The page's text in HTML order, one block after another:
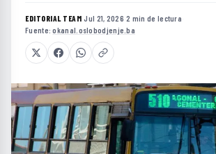
EDITORIAL TEAM·Jul 21, 2026·2 min de lectura·
Fuente:okanal.oslobodjenje.ba